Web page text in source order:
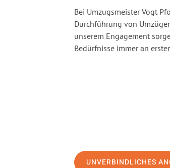
Bei Umzugsmeister Vogt
Durchführung von
unserem Engagement
Bedürfnisse immer an
UNVERBINDLICHES